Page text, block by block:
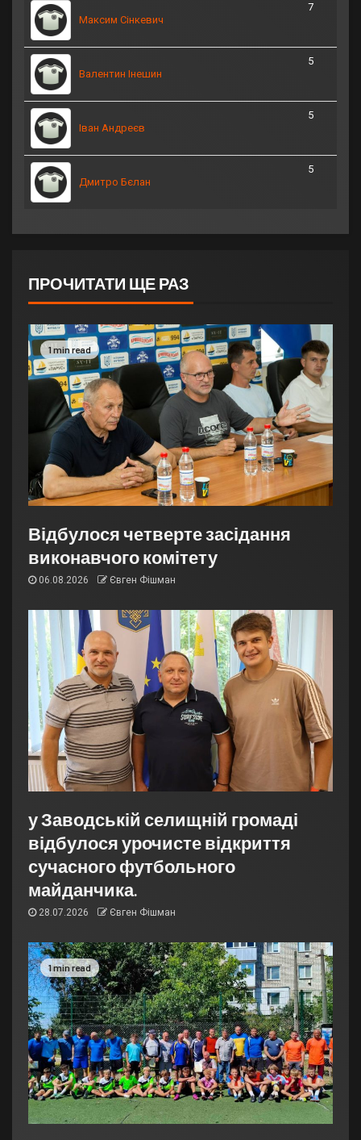
Максим Сінкевич
7
Валентин Інешин
5
Іван Андреєв
5
Дмитро Бєлан
5
ПРОЧИТАТИ ЩЕ РАЗ
1 min read
Відбулося четверте засідання
виконавчого комітету
06.08.2026 Євген Фішман
у Заводській селищній громаді
відбулося урочисте відкриття
сучасного футбольного
майданчика.
28.07.2026 Євген Фішман
1 min read